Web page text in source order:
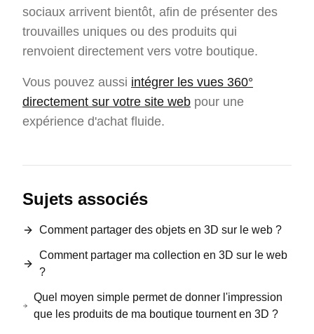
sociaux arrivent bientôt, afin de présenter des
trouvailles uniques ou des produits qui
renvoient directement vers votre boutique.
Vous pouvez aussi intégrer les vues 360°
directement sur votre site web pour une
expérience d'achat fluide.
Sujets associés
Comment partager des objets en 3D sur le web ?
Comment partager ma collection en 3D sur le web
?
Quel moyen simple permet de donner l'impression
que les produits de ma boutique tournent en 3D ?